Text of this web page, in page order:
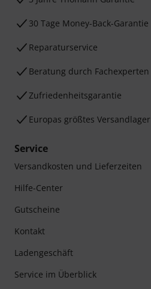
30 Tage Money-Back-Garantie
Reparaturservice
Beratung durch Fachexperten
Zufriedenheitsgarantie
Europas größtes Versandlager
Service
Versandkosten und Lieferzeiten
Hilfe-Center
Gutscheine
Kontakt
Ladengeschäft
Service im Überblick